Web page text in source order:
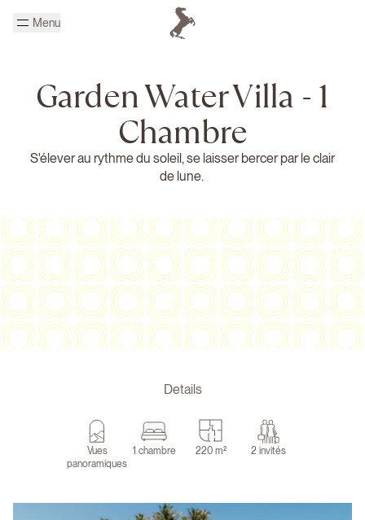
Menu
Garden Water Villa - 1
Chambre
S'élever au rythme du soleil, se laisser bercer par le clair
de lune.
Details
Vues
panoramiques
1 chambre 220 m² 2 invités